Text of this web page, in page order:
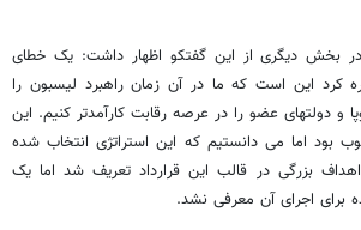
در بخش دیگری از این گفتکو اظهار داشت: یک خطای
کرد این است که ما در آن زمان راهبرد لیسبون را
و دولتهای عضو را در عرصه رقابت کارآمدتر کنیم. این
بود اما می دانستیم که این استراتژی انتخاب شده
بزرگی در قالب این قرارداد تعریف شد اما یک
برای اجرای آن معرفی نشد.